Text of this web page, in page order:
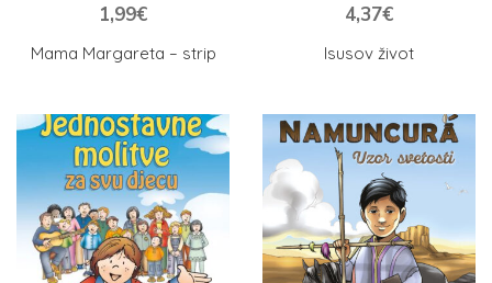
Mama Margareta – strip
1,99€
Isusov život
4,37€